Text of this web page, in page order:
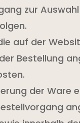
zur
auf der
Bestellung
der Ware